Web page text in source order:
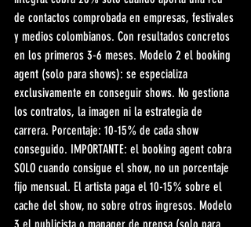
de contactos comprobada en empresas, festivales
y medios colombianos. Con resultados concretos
en los primeros 3-6 meses. Modelo 2 el booking
agent (solo para shows): se especializa
exclusivamente en conseguir shows. No gestiona
los contratos, la imagen ni la estrategia de
carrera. Porcentaje: 10-15% de cada show
conseguido. IMPORTANTE: el booking agent cobra
SOLO cuando consigue el show, no un porcentaje
fijo mensual. El artista paga el 10-15% sobre el
cache del show, no sobre otros ingresos. Modelo